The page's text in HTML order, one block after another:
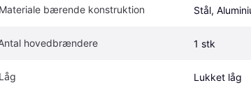
Materiale bærende konstruktion Stål,
hovedbrændere 1 stk
Låg Lukket låg